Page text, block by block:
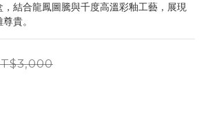
結合龍鳳圖騰與千度高溫彩釉工藝，展現
貴。